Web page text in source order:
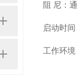
阻 尼：
启动时
工作环